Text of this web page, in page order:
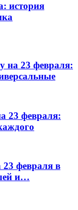
история
на 23 февраля:
23 февраля:
февраля в
и…